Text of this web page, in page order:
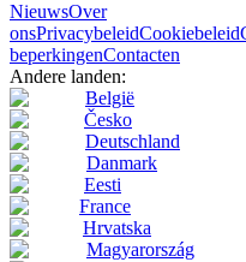
NieuwsOver
onsPrivacybeleidCookiebeleid
beperkingenContacten
Andere landen:
België
Česko
Deutschland
Danmark
Eesti
France
Hrvatska
Magyarország